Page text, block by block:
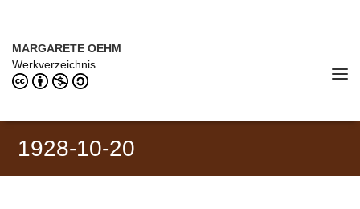
MARGARETE OEHM
Werkverzeichnis
1928-10-20